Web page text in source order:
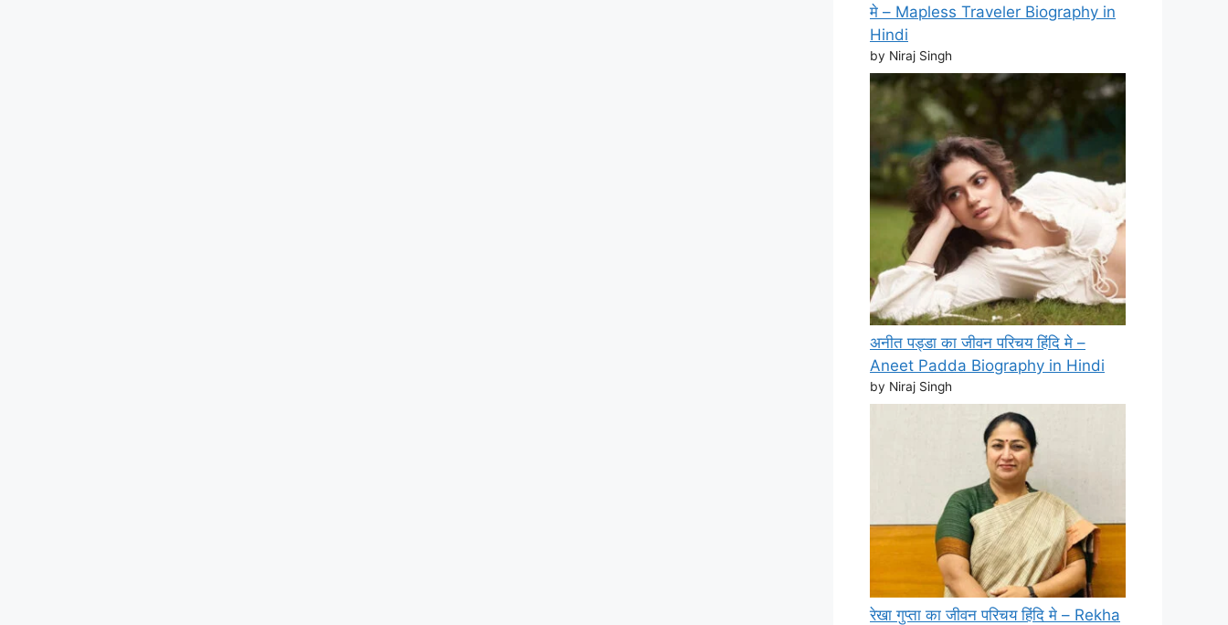
मे – Mapless Traveler Biography in
Hindi
by Niraj Singh
अनीत पड्डा का जीवन परिचय हिंदि मे –
Aneet Padda Biography in Hindi
by Niraj Singh
रेखा गुप्ता का जीवन परिचय हिंदि मे – Rekha